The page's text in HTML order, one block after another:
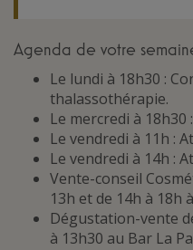
Agenda de votre
Le lundi à 18h30 :
thalassothérapie.
Le mercredi à
Le vendredi à 11h :
Le vendredi à 14h :
Vente-conseil
13h et de 14h à 18h
Dégustation-vente
à 13h30 au Bar La